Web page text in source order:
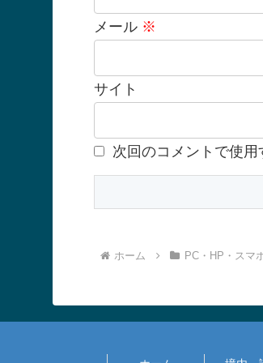
メール ※
サイト
次回のコメントで使
ホーム PC・HP・スマ